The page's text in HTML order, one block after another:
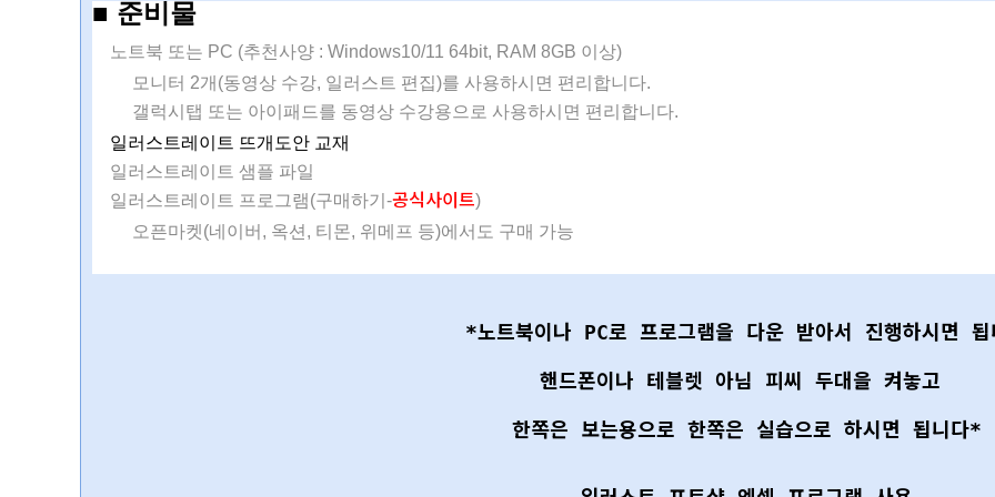
■ 준비물
노트북 또는 PC (추천사양 : Windows10/11 64bit, RAM 8GB 이상)
모니터 2개(동영상 수강, 일러스트 편집)를 사용하시면 편리합니다.
갤럭시탭 또는 아이패드를 동영상 수강용으로 사용하시면 편리합니다.
일러스트레이트 뜨개도안 교재
일러스트레이트 샘플 파일
일러스트레이트 프로그램(구매하기-공식사이트)
오픈마켓(네이버, 옥션, 티몬, 위메프 등)에서도 구매 가능
*노트북이나 PC로 프로그램을 다운 받아서 진행하시면 됩
핸드폰이나 테블렛 아님 피씨 두대을 켜놓고
한쪽은 보는용으로 한쪽은 실습으로 하시면 됩니다*